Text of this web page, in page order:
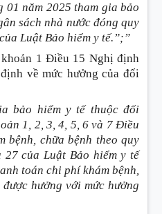
năm 2025 tham gia bảo
sách nhà nước đóng quy
Luật Bảo hiểm y tế.”;”
1 Điều 15 Nghị định
về mức hưởng của đối
bảo hiểm y tế thuộc đối
1, 2, 3, 4, 5, 6 và 7 Điều
bệnh, chữa bệnh theo quy
của Luật Bảo hiểm y tế
toán chi phí khám bệnh,
hưởng với mức hưởng